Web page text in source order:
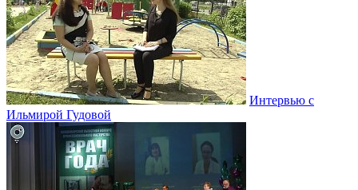
Интервью с
Ильмирой Гудовой